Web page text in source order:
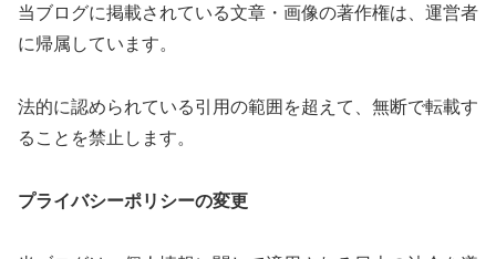
当ブログに掲載されている文章・画像の著作権は、運営者
に帰属しています。
法的に認められている引用の範囲を超えて、無断で転載す
ることを禁止します。
プライバシーポリシーの変更